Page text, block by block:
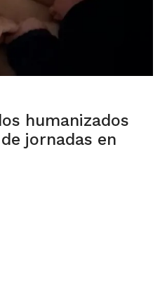
humanizados
jornadas en